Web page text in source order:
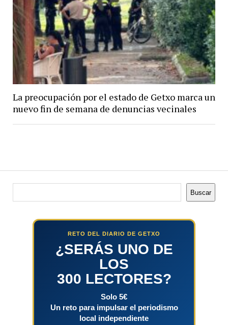
La preocupación por el estado de Getxo marca un
nuevo fin de semana de denuncias vecinales
Buscar
RETO DEL DIARIO DE GETXO
¿SERÁS UNO DE
LOS
300 LECTORES?
Solo 5€
Un reto para impulsar el periodismo
local independiente